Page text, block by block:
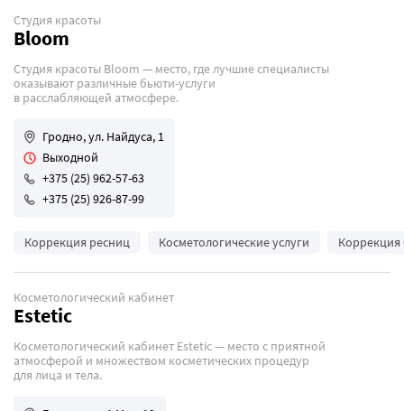
Студия красоты
Bloom
Студия красоты Bloom — место, где лучшие специалисты
оказывают различные бьюти-услуги
в расслабляющей атмосфере.
Гродно, ул. Найдуса, 1
Выходной
+375 (25) 962-57-63
+375 (25) 926-87-99
Коррекция ресниц Косметологические услуги Коррекция
Косметологический кабинет
Estetic
Косметологический кабинет Estetic — место с приятной
атмосферой и множеством косметических процедур
для лица и тела.